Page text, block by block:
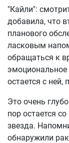
"Кайли":
добавила, что
планового
ласковым
обращаться к
эмоциональное
остается с ней,
Это очень
пор остается
звезда.
обнаружили